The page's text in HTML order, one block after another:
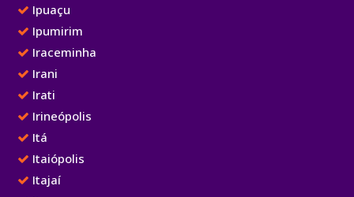
Ipuaçu
Ipumirim
Iraceminha
Irani
Irati
Irineópolis
Itá
Itaiópolis
Itajaí